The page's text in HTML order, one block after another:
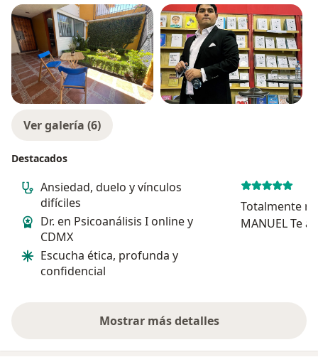
Ver galería (6)
Destacados
Ansiedad, duelo y vínculos
difíciles
Dr. en Psicoanálisis I online y
CDMX
Escucha ética, profunda y
confidencial
Totalmente
MANUEL Te
Mostrar más detalles
sobre la experiencia